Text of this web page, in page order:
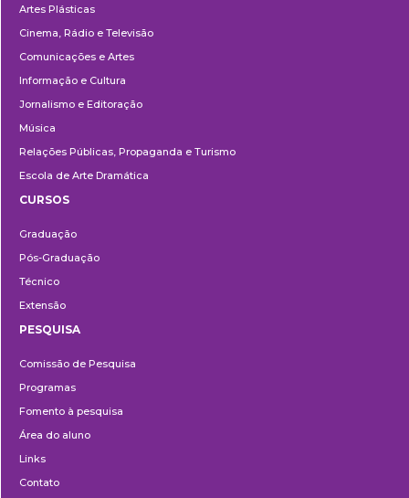
Artes Plásticas
Cinema, Rádio e Televisão
Comunicações e Artes
Informação e Cultura
Jornalismo e Editoração
Música
Relações Públicas, Propaganda e Turismo
Escola de Arte Dramática
CURSOS
Graduação
Pós-Graduação
Técnico
Extensão
PESQUISA
Comissão de Pesquisa
Programas
Fomento à pesquisa
Área do aluno
Links
Contato